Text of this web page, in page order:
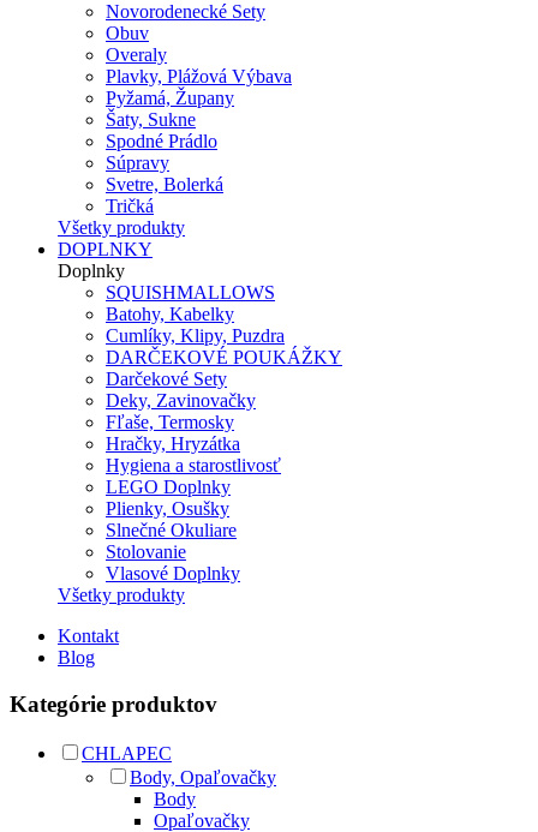
Novorodenecké Sety
Obuv
Overaly
Plavky, Plážová Výbava
Pyžamá, Župany
Šaty, Sukne
Spodné Prádlo
Súpravy
Svetre, Bolerká
Tričká
Všetky produkty
DOPLNKY
Doplnky
SQUISHMALLOWS
Batohy, Kabelky
Cumlíky, Klipy, Puzdra
DARČEKOVÉ POUKÁŽKY
Darčekové Sety
Deky, Zavinovačky
Fľaše, Termosky
Hračky, Hryzátka
Hygiena a starostlivosť
LEGO Doplnky
Plienky, Osušky
Slnečné Okuliare
Stolovanie
Vlasové Doplnky
Všetky produkty
Kontakt
Blog
Kategórie produktov
CHLAPEC
Body, Opaľovačky
Body
Opaľovačky